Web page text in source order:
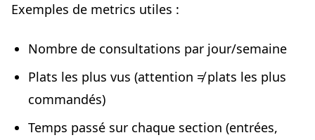
Exemples de metrics utiles :
Nombre de consultations par jour/semaine
Plats les plus vus (attention ≠ plats les plus
commandés)
Temps passé sur chaque section (entrées,